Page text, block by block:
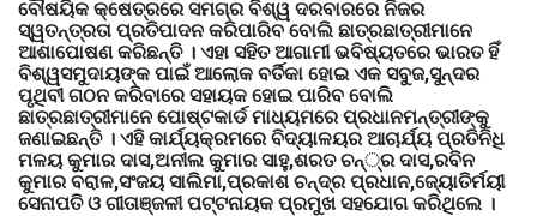
ବୌଷୟିକ କ୍ଷେତ୍ରରେ ସମଗ୍ର ବିଶ୍ୱ ଦରବାରରେ ନିଜର
ସ୍ୱତନ୍ତ୍ରତା ପ୍ରତିପାଦନ କରିପାରିବ ବୋଲି ଛାତ୍ରଛାତ୍ରୀମାନେ
ଆଶାପୋଷଣ କରିଛନ୍ତି । ଏହା ସହିତ ଆଗାମୀ ଭବିଷ୍ୟତରେ ଭାରତ ହିଁ
ବିଶ୍ୱସମୁଦାୟଙ୍କ ପାଇଁ ଆଲୋକ ବର୍ତିକା ହୋଇ ଏକ ସବୁଜ,ସୁନ୍ଦର
ପୃଥିବୀ ଗଠନ କରିବାରେ ସହାୟକ ହୋଇ ପାରିବ ବୋଲି
ଛାତ୍ରଛାତ୍ରୀମାନେ ପୋଷ୍ଟକାର୍ଡ ମାଧ୍ୟମରେ ପ୍ରଧାନମନ୍ତ୍ରୀଙ୍କୁ
ଜଣାଇଛନ୍ତି । ଏହି କାର୍ଯ୍ୟକ୍ରମରେ ବିଦ୍ୟାଳୟର ଆଚାର୍ଯ୍ୟ ପ୍ରତିନିଧି
ମଳୟ କୁମାର ଦାସ,ଅନୀଲ କୁମାର ସାହୁ,ଶରତ ଚନ୍‌୍ର ଦାସ,ରବିନ
କୁମାର ବରାଳ,ସଂଜୟ ସାଲିମା,ପ୍ରକାଶ ଚନ୍ଦ୍ର ପ୍ରଧାନ,ଜ୍ୟୋତିର୍ମୟୀ
ସେନାପତି ଓ ଗୀତାଞ୍ଜଳୀ ପଟ୍ଟନାୟକ ପ୍ରମୁଖ ସହଯୋଗ କରିଥିଲେ ।